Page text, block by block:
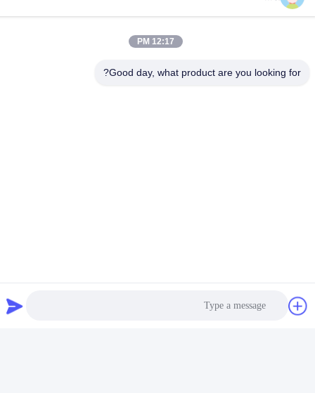
12:17 PM
Good day, what product are you looking for?